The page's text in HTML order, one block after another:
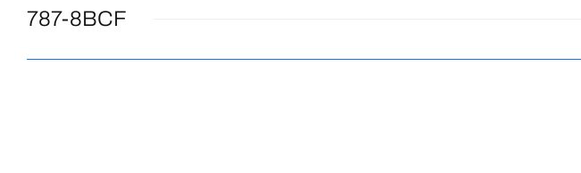
787-8BCF